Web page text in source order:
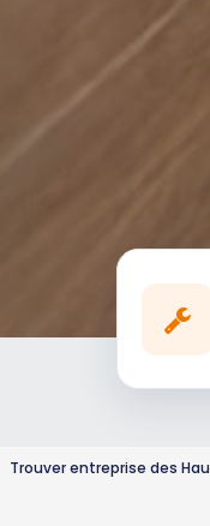
Trouver entreprise des